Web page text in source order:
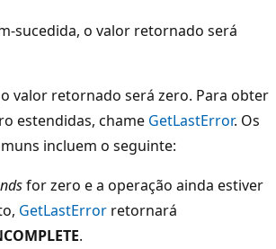
sucedida, o valor retornado será
valor retornado será zero. Para obter
estendidas, chame GetLastError. Os
incluem o seguinte:
for zero e a operação ainda estiver
GetLastError retornará
.